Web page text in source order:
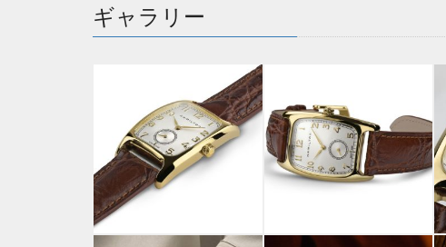
ギャラリー